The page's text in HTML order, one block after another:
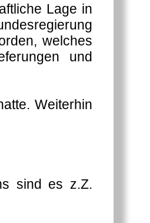
Lage in
welches
und
Weiterhin
sind es z.Z.